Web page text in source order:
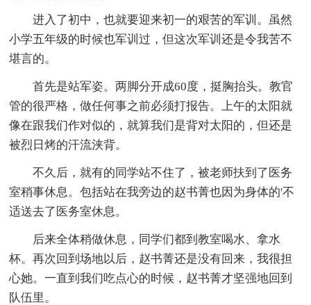
进入了初中，也就要迎来初一的艰苦的军训。虽然
小学五年级的时候也军训过，但这次军训还是令我苦不
堪言的。
首先是站军姿。两脚分开成60度，挺胸抬头。教官
管的很严格，做任何事之前必须打报告。上午的太阳就
像在跟我们作对似的，就算我们是背对太阳的，但还是
被烈日烤的汗流浃背。
不久后，就有的同学站不住了，被老师扶到了医务
室稍事休息。包括站在我旁边的赵书菁也因为身体的'不
适送去了医务室休息。
后来全体稍做休息，同学们都到教室喝水、拿水
杯。再次回到场地以后，赵书菁还是没有回来，我很担
心她。一直到我们吃点心的时候，赵书菁才坚强地回到
队伍里。